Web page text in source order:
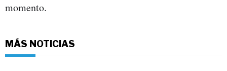
momento.
MÁS NOTICIAS